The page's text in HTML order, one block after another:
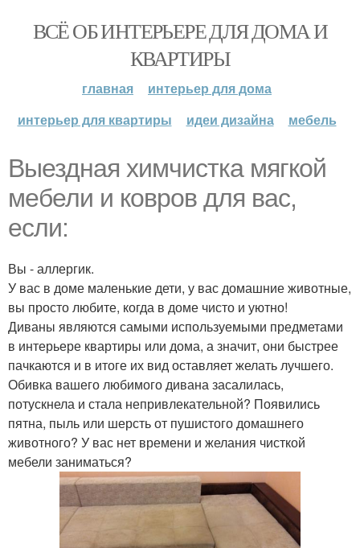
ВСЁ ОБ ИНТЕРЬЕРЕ ДЛЯ ДОМА И
КВАРТИРЫ
главная
интерьер для дома
интерьер для квартиры
идеи дизайна мебель
Выездная химчистка мягкой
мебели и ковров для вас,
если:
Вы - аллергик.
У вас в доме маленькие дети, у вас домашние животные,
вы просто любите, когда в доме чисто и уютно!
Диваны являются самыми используемыми предметами
в интерьере квартиры или дома, а значит, они быстрее
пачкаются и в итоге их вид оставляет желать лучшего.
Обивка вашего любимого дивана засалилась,
потускнела и стала непривлекательной? Появились
пятна, пыль или шерсть от пушистого домашнего
животного? У вас нет времени и желания чисткой
мебели заниматься?